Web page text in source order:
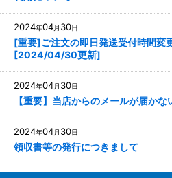
2024年04月 30日
[重要]ご注文の即日発送受付時間変
[2024/04/30更新]
2024年04月 30日
【重要】当店からのメールが届か
2024年04月 30日
領収書等の発行につきまして